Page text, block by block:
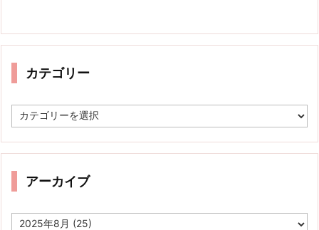
カテゴリー
テ
リ
アーカイブ
ア